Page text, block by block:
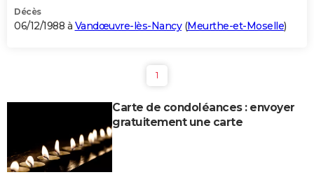
Décès
06/12/1988 à Vandœuvre-lès-Nancy(Meurthe-et-Moselle)
1
Carte de condoléances : envoyer
gratuitement une carte